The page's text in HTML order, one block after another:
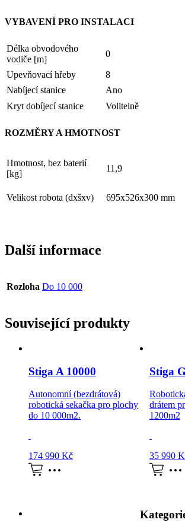
VYBAVENÍ PRO INSTALACI
Délka obvodového
vodiče [m]
0
Upevňovací hřeby
8
Nabíjecí stanice
Ano
Kryt dobíjecí stanice
Volitelně
ROZMĚRY A HMOTNOST
Hmotnost, bez baterií
[kg]
11,9
Velikost robota (dxšxv) 695x526x300 mm
Další informace
Rozloha Do 10 000
Související produkty
Stiga A 10000
Autonomní (bezdrátová)
robotická sekačka pro plochy
do 10 000m2.
174 990 Kč
Stiga
drátem
1200m2
35 990